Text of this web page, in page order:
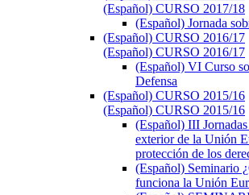
(Español) CURSO 2017/18
(Español) Jornada
(Español) CURSO 2016/17
(Español) CURSO 2016/17
(Español) VI Curso
Defensa
(Español) CURSO 2015/16
(Español) CURSO 2015/16
(Español) III
exterior de la Unión
protección de los
(Español) Seminario
funciona la Unión